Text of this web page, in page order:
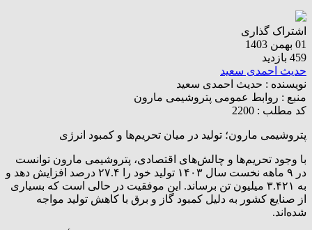
اشتراک گذاری
01 بهمن 1403
459 بازدید
حدیث احمدی سعید
نویسنده : حدیث احمدی سعید
منبع : روابط عمومی پتروشیمی مارون
کد مطلب : 2200
پتروشیمی مارون؛ تولید در میان تحریم‌ها و کمبود انرژی
با وجود تحریم‌ها و چالش‌های اقتصادی، پتروشیمی مارون توانست
در ۹ ماهه نخست سال ۱۴۰۳ تولید خود را ۲۷.۴ درصد افزایش دهد و
به ۳.۴۲۱ میلیون تن برساند. این موفقیت در حالی است که بسیاری
از صنایع کشور به دلیل کمبود گاز و برق با کاهش تولید مواجه
شده‌اند.